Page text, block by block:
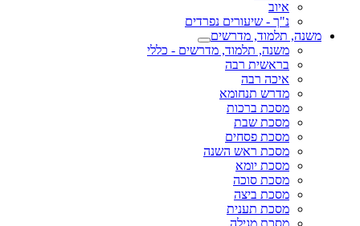
איוב
נ"ך - שיעורים נפרדים
משנה, תלמוד, מדרשים
משנה, תלמוד, מדרשים - כללי
בראשית רבה
איכה רבה
מדרש תנחומא
מסכת ברכות
מסכת שבת
מסכת פסחים
מסכת ראש השנה
מסכת יומא
מסכת סוכה
מסכת ביצה
מסכת תענית